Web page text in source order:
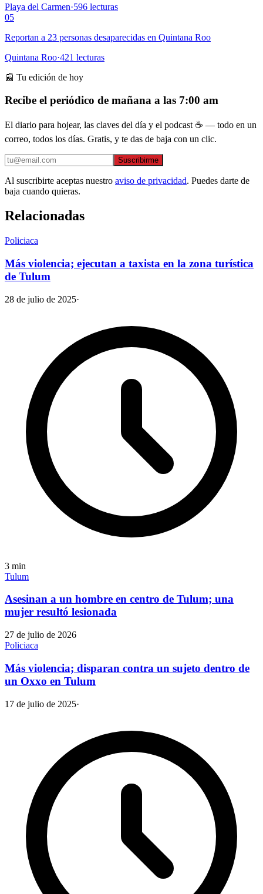
Playa del Carmen·596 lecturas
05
Reportan a 23 personas desaparecidas en Quintana Roo
Quintana Roo·421 lecturas
📰 Tu edición de hoy
Recibe el periódico de mañana a las 7:00 am
El diario para hojear, las claves del día y el podcast ☕ — todo en un
correo, todos los días. Gratis, y te das de baja con un clic.
Suscribirme
Al suscribirte aceptas nuestro aviso de privacidad. Puedes darte de
baja cuando quieras.
Relacionadas
Policiaca
Más violencia; ejecutan a taxista en la zona turística
de Tulum
28 de julio de 2025·
3 min
Tulum
Asesinan a un hombre en centro de Tulum; una
mujer resultó lesionada
27 de julio de 2026
Policiaca
Más violencia; disparan contra un sujeto dentro de
un Oxxo en Tulum
17 de julio de 2025·